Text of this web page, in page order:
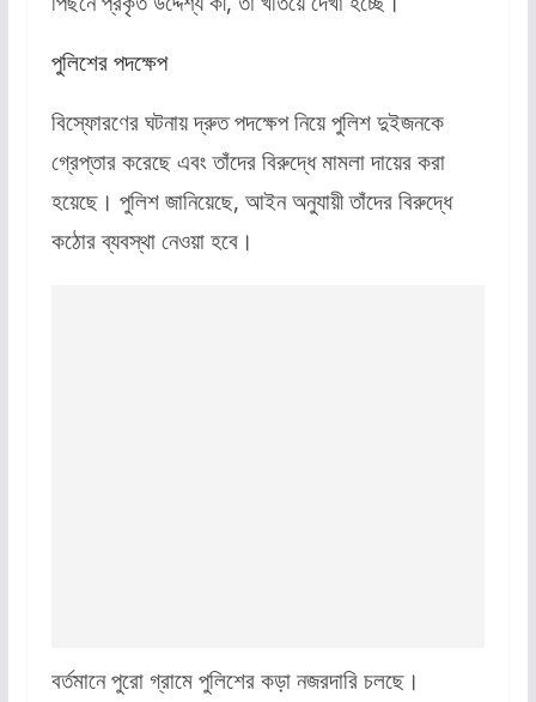
পুলিশের পদক্ষেপ
বিস্ফোরণের ঘটনায় দ্রুত পদক্ষেপ নিয়ে পুলিশ দুইজনকে
গ্রেপ্তার করেছে এবং তাঁদের বিরুদ্ধে মামলা দায়ের করা
হয়েছে। পুলিশ জানিয়েছে, আইন অনুযায়ী তাঁদের বিরুদ্ধে
কঠোর ব্যবস্থা নেওয়া হবে।
বর্তমানে পুরো গ্রামে পুলিশের কড়া নজরদারি চলছে।